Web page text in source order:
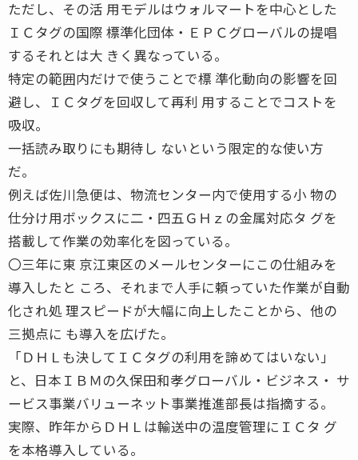
ただし、その活 用モデルはウォルマートを中心とした
ＩＣタグの国際 標準化団体・ＥＰＣグローバルの提唱
するそれとは大 きく異なっている。
特定の範囲内だけで使うことで標 準化動向の影響を回
避し、ＩＣタグを回収して再利 用することでコストを
吸収。
一括読み取りにも期待し ないという限定的な使い方
だ。
例えば佐川急便は、物流センター内で使用する小 物の
仕分け用ボックスに二・四五ＧＨｚの金属対応タ グを
搭載して作業の効率化を図っている。
〇三年に東 京江東区のメールセンターにこの仕組みを
導入したと ころ、それまで人手に頼っていた作業が自動
化され処 理スピードが大幅に向上したことから、他の
三拠点に も導入を広げた。
「ＤＨＬも決してＩＣタグの利用を諦めてはいない」
と、日本ＩＢＭの久保田和孝グローバル・ビジネス・ サ
ービス事業バリューネット事業推進部長は指摘する。
実際、昨年からＤＨＬは輸送中の温度管理にＩＣタ グ
を本格導入している。